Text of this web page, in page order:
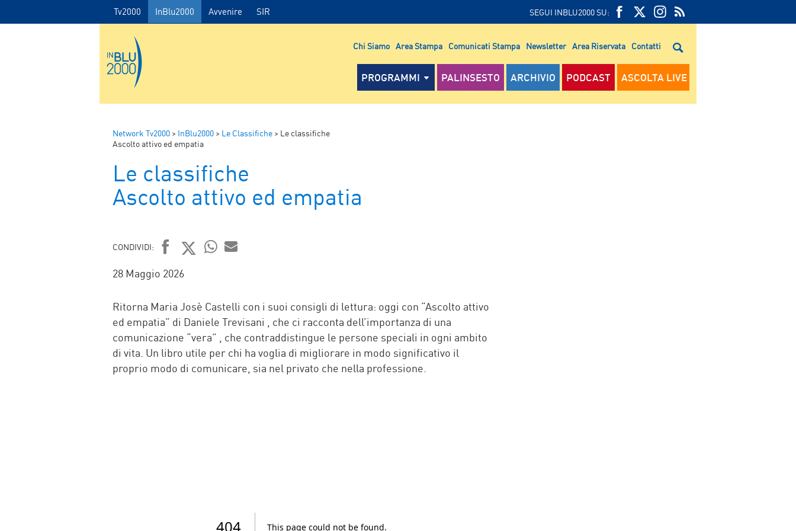
Tv2000 InBlu2000 Avvenire SIR SEGUI INBLU2000 SU:
FEED
RSS
RSS
Chi Siamo Area Stampa Comunicati Stampa Newsletter Area Riservata Contatti
PROGRAMMI PALINSESTO ARCHIVIO PODCAST ASCOLTA LIVE
Network Tv2000 > InBlu2000 > Le Classifiche > Le classifiche
Ascolto attivo ed empatia
Le classifiche
Ascolto attivo ed empatia
CONDIVIDI:
FACEBOOK
TWITTER
28 Maggio 2026
Ritorna Maria Josè Castelli con i suoi consigli di lettura: oggi con “Ascolto attivo
ed empatia” di Daniele Trevisani , che ci racconta dell’importanza di una
comunicazione “vera” , che contraddistingue le persone speciali in ogni ambito
di vita. Un libro utile per chi ha voglia di migliorare in modo significativo il
proprio modo di comunicare, sia nel privato che nella professione.